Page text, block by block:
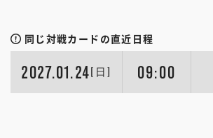
同じ対戦カードの直近日程
2027.01.24 [日] 09:00